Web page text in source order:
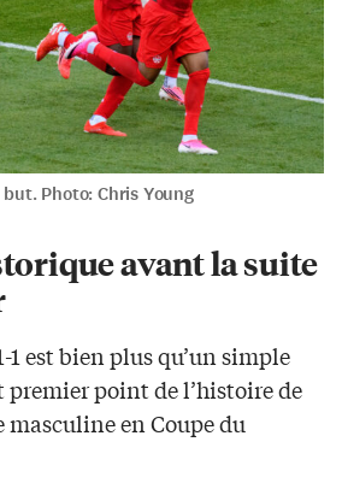
Photo: Chris Young
avant la suite
1 est bien plus qu’un simple
premier point de l’histoire de
en Coupe du